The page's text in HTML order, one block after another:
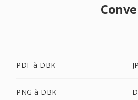
PDF à DBK
PNG à DBK